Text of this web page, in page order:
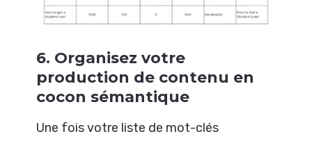
6. Organisez votre
production de contenu en
cocon sémantique
Une fois votre liste de mot-clés